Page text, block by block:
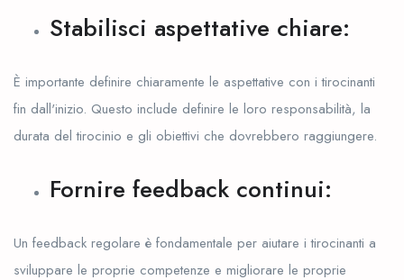
Stabilisci aspettative chiare:
È importante definire chiaramente le aspettative con i tirocinanti
fin dall'inizio. Questo include definire le loro responsabilità, la
durata del tirocinio e gli obiettivi che dovrebbero raggiungere.
Fornire feedback continui:
Un feedback regolare è fondamentale per aiutare i tirocinanti a
sviluppare le proprie competenze e migliorare le proprie